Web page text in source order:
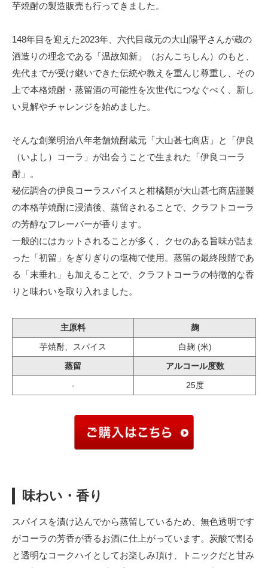
芋焼酎の製造販売も行ってきました。
148年目を迎えた2023年、六代目蔵元の大山陽平さんが蔵の
酒造りの理念である「温故知新」（おんこちしん）のもと、
先代までが受け継いできた伝統や教えを重んじ尊重し、その
上で本格焼酎・蒸留酒の可能性を次世代につなぐべく、新し
い見解やチャレンジを始めました。
そんな創業明治八年老舗焼酎蔵元「大山甚七商店」と「伊良
（いよし）コーラ」が出会うことで生まれた「伊良コーラ
酎」。
秘伝調合の伊良コーラスパイスと柑橘類が大山甚七商店謹製
の本格芋焼酎に浸漬後、蒸留されることで、クラフトコーラ
の芳醇なフレーバーが香ります。
一般的にはカットされることが多く、クセのある旨味が詰ま
った「初留」をぎりぎりの塩梅で使用。蒸留の最終段階であ
る「末垂れ」も加えることで、クラフトコーラの特徴的な香
りと味わいを取り入れました。
主原料
麹
芋焼酎、スパイス
白麹 (米)
蒸留
アルコール度数
-
25度
味わい・香り
スパイスを漬け込んでから蒸留しているため、無色透明です
がコーラの芳香が香るお酒に仕上がっています。炭酸で割る
と透明なコークハイとしてお楽しみ頂け、トニックだと甘み